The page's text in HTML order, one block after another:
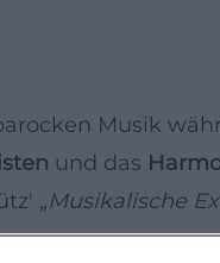
Musik
und das
„Musikalische